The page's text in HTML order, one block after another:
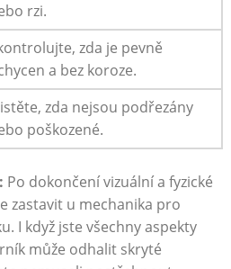
rzi.
zda je pevně
a bez koroze.
zda nejsou podřezány
poškozené.
Po dokončení‌ vizuální a fyzické
zastavit u mechanika pro
I když jste všechny aspekty
může odhalit ⁢skryté